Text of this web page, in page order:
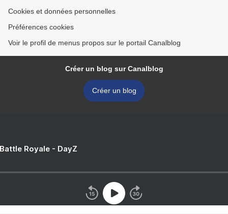
Cookies et données personnelles
Préférences cookies
Voir le profil de menus propos sur le portail Canalblog
Créer un blog sur Canalblog
Créer un blog
Royale - DayZ